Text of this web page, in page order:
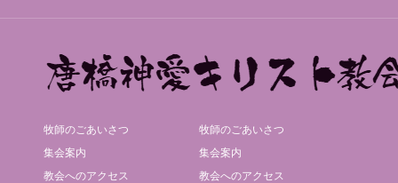
牧師のごあいさつ
集会案内
教会へのアクセス
牧師のごあいさつ
集会案内
教会へのアクセス